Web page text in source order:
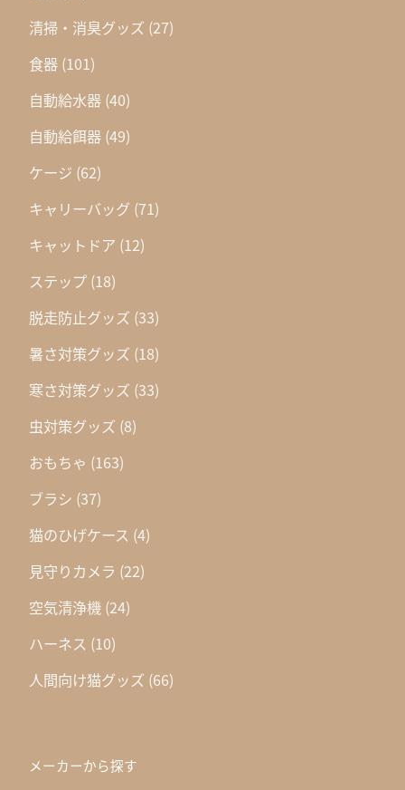
清掃・消臭グッズ (27)
食器 (101)
自動給水器 (40)
自動給餌器 (49)
ケージ (62)
キャリーバッグ (71)
キャットドア (12)
ステップ (18)
脱走防止グッズ (33)
暑さ対策グッズ (18)
寒さ対策グッズ (33)
虫対策グッズ (8)
おもちゃ (163)
ブラシ (37)
猫のひげケース (4)
見守りカメラ (22)
空気清浄機 (24)
ハーネス (10)
人間向け猫グッズ (66)
メーカーから探す